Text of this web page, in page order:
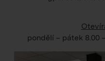
pondělí – pátek 8.00